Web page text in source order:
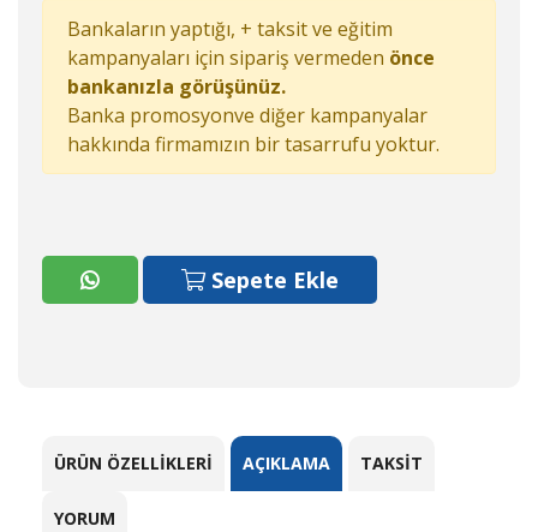
Bankaların yaptığı, + taksit ve eğitim
kampanyaları için sipariş vermeden önce
bankanızla görüşünüz.
Banka promosyonve diğer kampanyalar
hakkında firmamızın bir tasarrufu yoktur.
Sepete Ekle
ÜRÜN ÖZELLIKLERI AÇIKLAMA TAKSIT
YORUM